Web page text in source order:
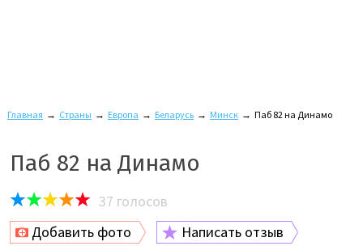
Главная → Страны → Европа → Беларусь → Минск → Паб 82 на Динамо
Паб 82 на Динамо
37 голосов
Добавить фото
Написать отзыв